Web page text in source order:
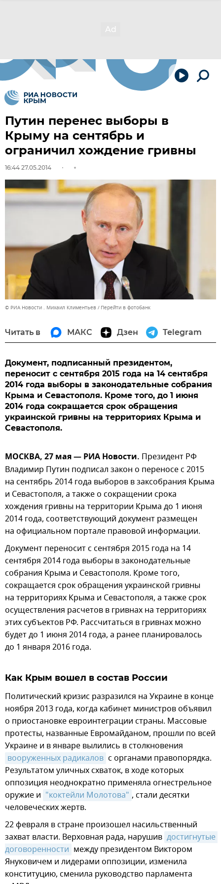
Путин перенес выборы в
Крыму на сентябрь и
ограничил хождение гривны
16:44 27.05.2014
© РИА Новости . Михаил Климентьев Перейти в фотобанк
Читать в МАКС Дзен Telegram
Документ, подписанный президентом,
переносит с сентября 2015 года на 14 сентября
2014 года выборы в законодательные собрания
Крыма и Севастополя. Кроме того, до 1 июня
2014 года сокращается срок обращения
украинской гривны на территориях Крыма и
Севастополя.
МОСКВА, 27 мая — РИА Новости. Президент РФ
Владимир Путин подписал закон о переносе с 2015
на сентябрь 2014 года выборов в заксобрания Крыма
и Севастополя, а также о сокращении срока
хождения гривны на территории Крыма до 1 июня
2014 года, соответствующий документ размещен
на официальном портале правовой информации.
Документ переносит с сентября 2015 года на 14
сентября 2014 года выборы в законодательные
собрания Крыма и Севастополя. Кроме того,
сокращается срок обращения украинской гривны
на территориях Крыма и Севастополя, а также срок
осуществления расчетов в гривнах на территориях
этих субъектов РФ. Рассчитаться в гривнах можно
будет до 1 июня 2014 года, а ранее планировалось
до 1 января 2016 года.
Как Крым вошел в состав России
Политический кризис разразился на Украине в конце
ноября 2013 года, когда кабинет министров объявил
о приостановке евроинтеграции страны. Массовые
протесты, названные Евромайданом, прошли по всей
Украине и в январе вылились в столкновения
вооруженных радикалов с органами правопорядка.
Результатом уличных схваток, в ходе которых
оппозиция неоднократно применяла огнестрельное
оружие и "коктейли Молотова" , стали десятки
человеческих жертв.
22 февраля в стране произошел насильственный
захват власти. Верховная рада, нарушив достигнутые
договоренности между президентом Виктором
Януковичем и лидерами оппозиции, изменила
конституцию, сменила руководство парламента